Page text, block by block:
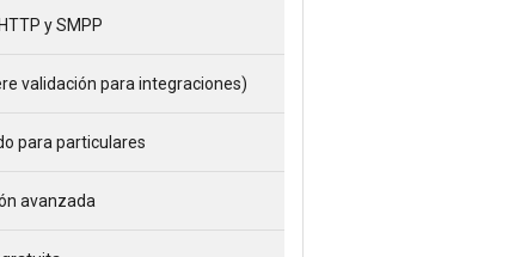
y SMPP
validación para integraciones)
para particulares
avanzada